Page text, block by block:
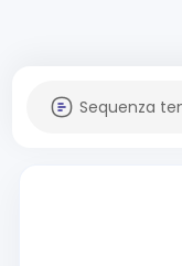
Sequenza